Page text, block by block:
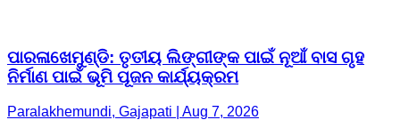
ପାରଳାଖେମୁଣ୍ଡି: ତୃତୀୟ ଲିଙ୍ଗୀଙ୍କ ପାଇଁ ନୂଆଁ ବାସ ଗୃହ
ନିର୍ମାଣ ପାଇଁ ଭୂମି ପୂଜନ କାର୍ଯ୍ୟକ୍ରମ
Paralakhemundi, Gajapati | Aug 7, 2026